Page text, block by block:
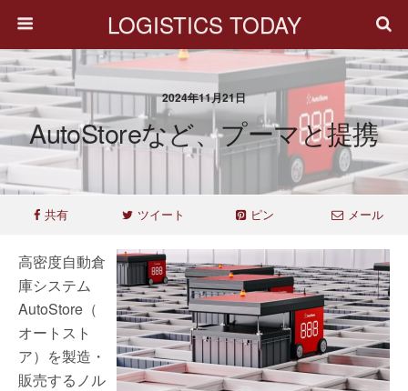
LOGISTICS TODAY
2024年11月21日
AutoStoreなど、プーマと提携
共有 ツイート ピン メール
高密度自動倉
庫システム
AutoStore（
オートスト
ア）を製造・
販売するノル